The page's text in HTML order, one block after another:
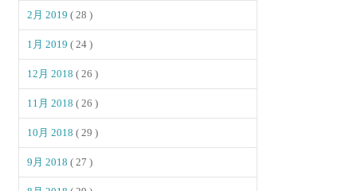
2月 2019( 28 )
1月 2019( 24 )
12月 2018( 26 )
11月 2018( 26 )
10月 2018( 29 )
9月 2018( 27 )